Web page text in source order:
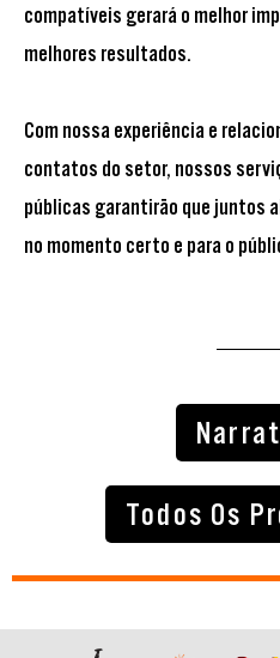
compatíveis gerará o melhor
melhores resultados.
Com nossa experiência e
contatos do setor, nossos
públicas garantirão que juntos
no momento certo e para o
Todos Os